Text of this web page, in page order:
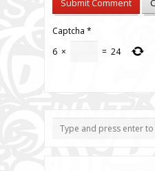
Captcha *
6 × = 24